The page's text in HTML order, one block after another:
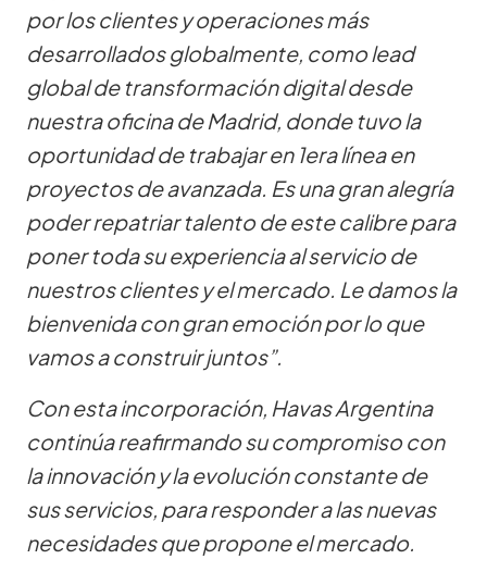
por los clientes y operaciones más
desarrollados globalmente, como lead
global de transformación digital desde
nuestra oficina de Madrid, donde tuvo la
oportunidad de trabajar en 1era línea en
proyectos de avanzada. Es una gran alegría
poder repatriar talento de este calibre para
poner toda su experiencia al servicio de
nuestros clientes y el mercado. Le damos la
bienvenida con gran emoción por lo que
vamos a construir juntos”.
Con esta incorporación, Havas Argentina
continúa reafirmando su compromiso con
la innovación y la evolución constante de
sus servicios, para responder a las nuevas
necesidades que propone el mercado.